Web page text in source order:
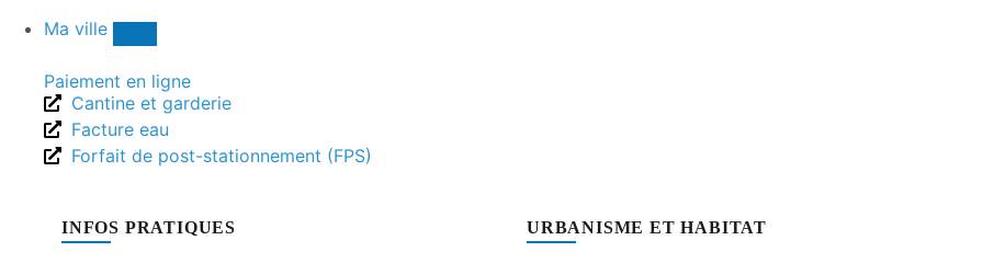
Ma ville
Paiement en ligne
Cantine et garderie
Facture eau
Forfait de post-stationnement (FPS)
INFOS PRATIQUES URBANISME ET HABITAT